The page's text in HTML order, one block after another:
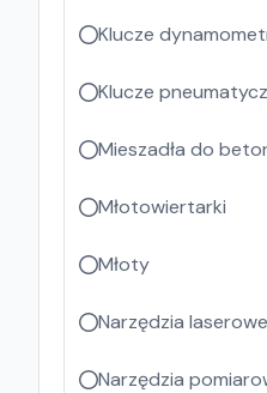
Klucze
Klucze
Mieszadła do
Młotowiertarki
Młoty
Narzędzia laserowe
Narzędzia